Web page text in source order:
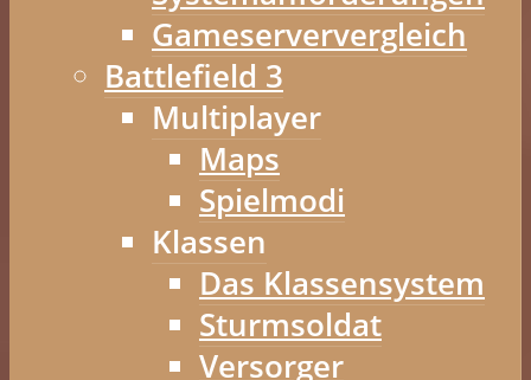
Gameserververgleich
Battlefield 3
Multiplayer
Maps
Spielmodi
Klassen
Das Klassensystem
Sturmsoldat
Versorger